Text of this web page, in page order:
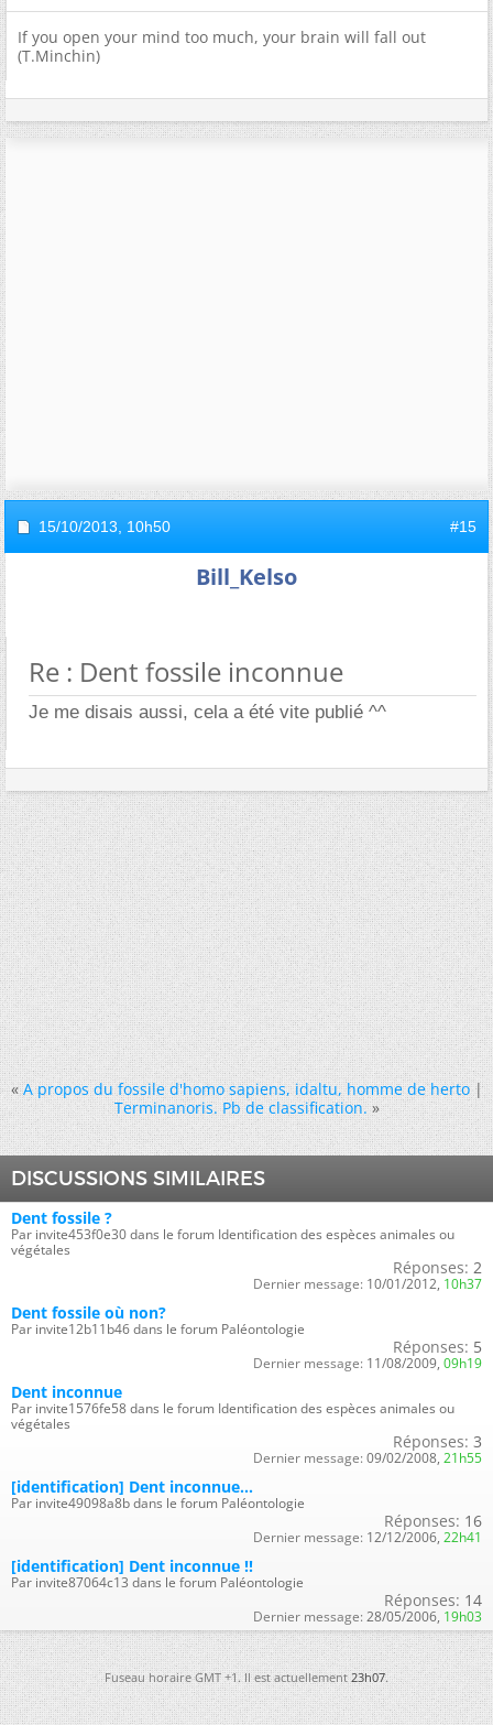
If you open your mind too much, your brain will fall out
(T.Minchin)
15/10/2013, 10h50 #15
Bill_Kelso
Re : Dent fossile inconnue
Je me disais aussi, cela a été vite publié ^^
« A propos du fossile d'homo sapiens, idaltu, homme de herto|
Terminanoris. Pb de classification. »
DISCUSSIONS SIMILAIRES
Dent fossile ?
Par invite453f0e30 dans le forum Identification des espèces animales ou
végétales
Réponses: 2
Dernier message: 10/01/2012, 10h37
Dent fossile où non?
Par invite12b11b46 dans le forum Paléontologie
Réponses: 5
Dernier message: 11/08/2009, 09h19
Dent inconnue
Par invite1576fe58 dans le forum Identification des espèces animales ou
végétales
Réponses: 3
Dernier message: 09/02/2008, 21h55
[identification] Dent inconnue...
Par invite49098a8b dans le forum Paléontologie
Réponses: 16
Dernier message: 12/12/2006, 22h41
[identification] Dent inconnue !!
Par invite87064c13 dans le forum Paléontologie
Réponses: 14
Dernier message: 28/05/2006, 19h03
Fuseau horaire GMT +1. Il est actuellement 23h07.